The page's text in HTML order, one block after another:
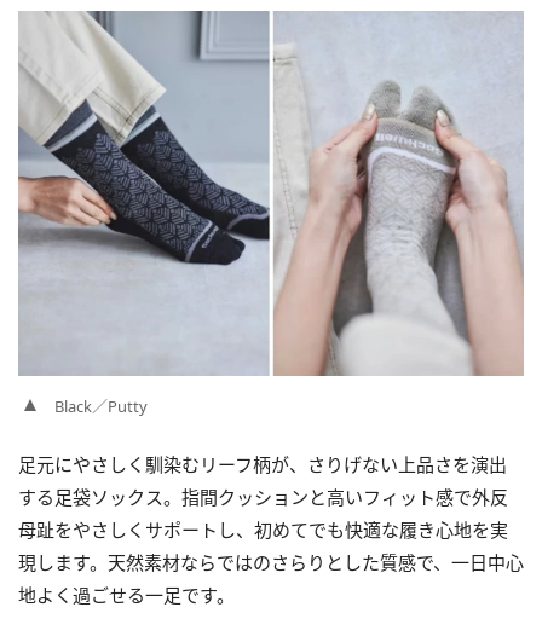
Black／Putty
足元にやさしく馴染むリーフ柄が、さりげない上品さを演出
する足袋ソックス。指間クッションと高いフィット感で外反
母趾をやさしくサポートし、初めてでも快適な履き心地を実
現します。天然素材ならではのさらりとした質感で、一日中心
地よく過ごせる一足です。